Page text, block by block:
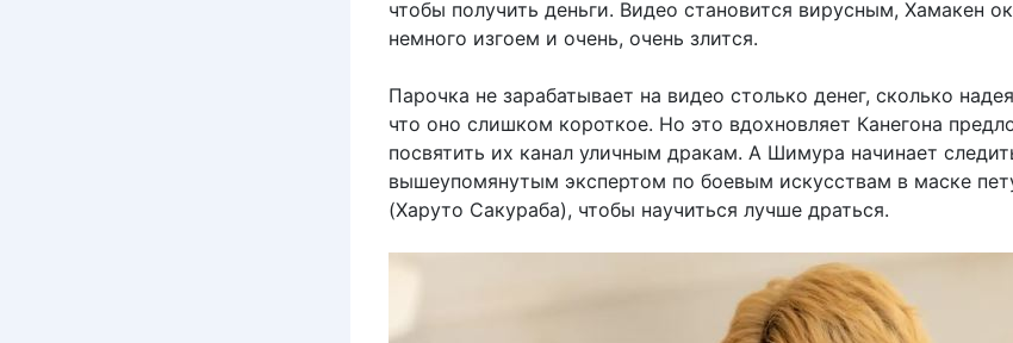
чтобы получить деньги. Видео становится вирусным, Хамакен
немного изгоем и очень, очень злится.
Парочка не зарабатывает на видео столько денег, сколько
что оно слишком короткое. Но это вдохновляет Канегона
посвятить их канал уличным дракам. А Шимура начинает
вышеупомянутым экспертом по боевым искусствам в маске
(Харуто Сакураба), чтобы научиться лучше драться.